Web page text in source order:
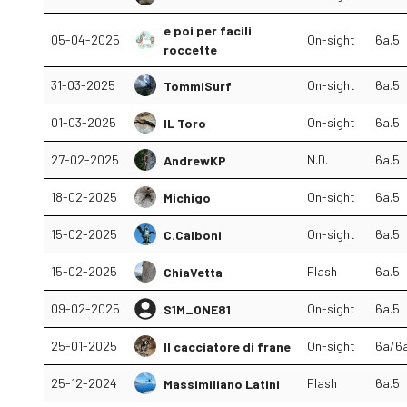
05-04-2025
e poi per facili
roccette
On-sight 6a.5
31-03-2025 TommiSurf On-sight 6a.5
01-03-2025 IL Toro On-sight 6a.5
27-02-2025 AndrewKP N.D. 6a.5
18-02-2025 Michigo On-sight 6a.5
15-02-2025 C.Calboni On-sight 6a.5
15-02-2025 ChiaVetta Flash 6a.5
09-02-2025 S1M_ONE81 On-sight 6a.5
25-01-2025 Il cacciatore di frane On-sight 6a/
25-12-2024 Massimiliano Latini Flash 6a.5